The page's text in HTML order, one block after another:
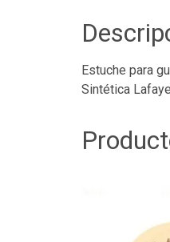
Estuche para
Sintética